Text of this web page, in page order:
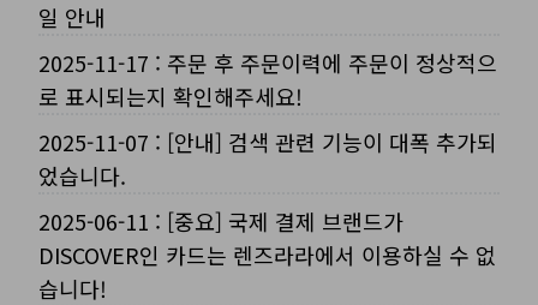
일 안내
2025-11-17 : 주문 후 주문이력에 주문이 정상적으
로 표시되는지 확인해주세요!
2025-11-07 : [안내] 검색 관련 기능이 대폭 추가되
었습니다.
2025-06-11 : [중요] 국제 결제 브랜드가
DISCOVER인 카드는 렌즈라라에서 이용하실 수 없
습니다!